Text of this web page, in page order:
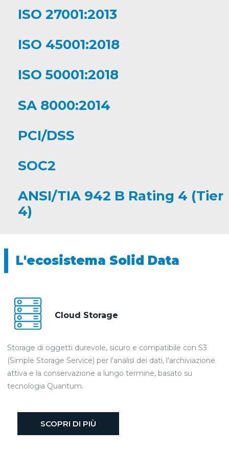
ISO 27001:2013
ISO 45001:2018
ISO 50001:2018
SA 8000:2014
PCI/DSS
SOC2
ANSI/TIA 942 B Rating 4 (Tier
4)
L'ecosistema Solid Data
Cloud Storage
Storage di oggetti durevole, sicuro e compatibile con S3
(Simple Storage Service) per l'analisi dei dati, l'archiviazione
attiva e la conservazione a lungo termine, basato su
tecnologia Quantum.
SCOPRI DI PIÙ